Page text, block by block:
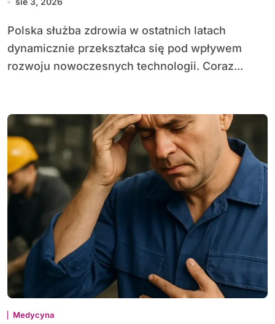
Polska służba zdrowia w ostatnich latach
dynamicznie przekształca się pod wpływem
rozwoju nowoczesnych technologii. Coraz...
Medycyna